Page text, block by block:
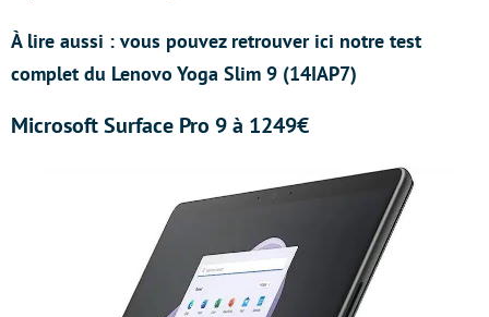
À lire aussi : vous pouvez retrouver ici notre test
complet du Lenovo Yoga Slim 9 (14IAP7)
Microsoft Surface Pro 9 à 1249€